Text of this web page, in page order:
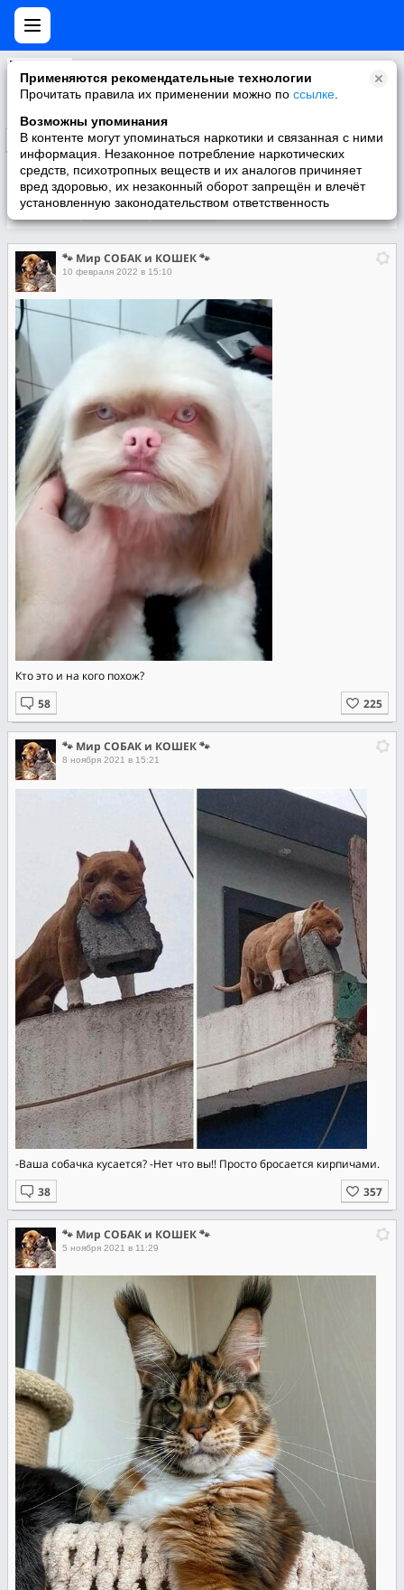
Применяются рекомендательные технологии
Прочитать правила их применении можно по ссылке
Возможны упоминания
В контенте могут упоминаться наркотики и связанная с ними
информация. Незаконное потребление наркотических
средств, психотропных веществ и их аналогов причиняет
вред здоровью, их незаконный оборот запрещён и влечёт
установленную законодательством ответственность
Подписаться
Участники О группе
🐾 Мир СОБАК и КОШЕК 🐾
10 февраля 2022 в 15:10
Кто это и на кого похож?
🐾 Мир СОБАК и КОШЕК 🐾
8 ноября 2021 в 15:21
-Ваша собачка кусается? -Нет что вы!! Просто бросается кирпичами.
🐾 Мир СОБАК и КОШЕК 🐾
5 ноября 2021 в 11:29